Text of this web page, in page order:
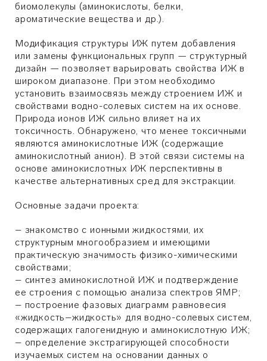
биомолекулы (аминокислоты, белки,
ароматические вещества и др.).
Модификация структуры ИЖ путем добавления
или замены функциональных групп — структурный
дизайн — позволяет варьировать свойства ИЖ в
широком диапазоне. При этом необходимо
установить взаимосвязь между строением ИЖ и
свойствами водно-солевых систем на их основе.
Природа ионов ИЖ сильно влияет на их
токсичность. Обнаружено, что менее токсичными
являются аминокислотные ИЖ (содержащие
аминокислотный анион). В этой связи системы на
основе аминокислотных ИЖ перспективны в
качестве альтернативных сред для экстракции.
Основные задачи проекта:
– знакомство с ионными жидкостями, их
структурным многообразием и имеющими
практическую значимость физико-химическими
свойствами;
– синтез аминокислотной ИЖ и подтверждение
ее строения с помощью анализа спектров ЯМР;
– построение фазовых диаграмм равновесия
«жидкость–жидкость» для водно-солевых систем,
содержащих галогенидную и аминокислотную ИЖ;
– определение экстрагирующей способности
изучаемых систем на основании данных о